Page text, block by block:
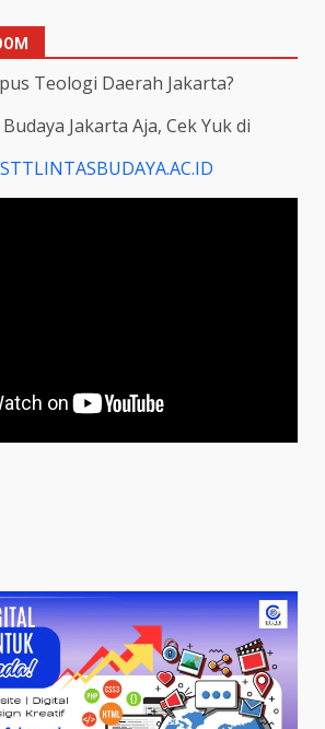
Teologi Daerah Jakarta?
Jakarta Aja, Cek Yuk di